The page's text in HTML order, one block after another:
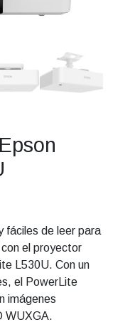
fáciles de leer para
el proyector
L530U. Con un
el PowerLite
imágenes
WUXGA.